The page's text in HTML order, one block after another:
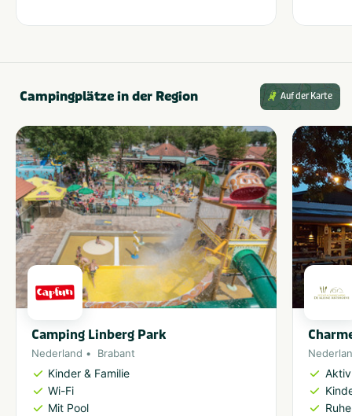
Campingplätze in der Region Auf der Karte
Camping Linberg Park
Nederland Brabant
Kinder & Familie
Wi-Fi
Mit Pool